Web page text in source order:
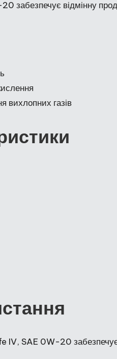
відмінну
вихлопних газів
IV, SAE 0W-20